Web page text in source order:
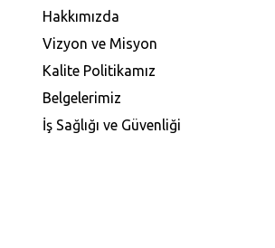
Hakkımızda
Vizyon ve Misyon
Kalite Politikamız
Belgelerimiz
İş Sağlığı ve Güvenliği